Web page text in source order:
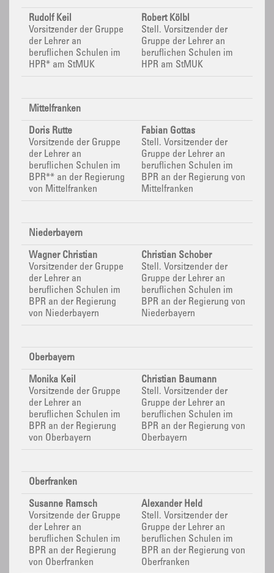
Rudolf Keil
Vorsitzender der Gruppe
der Lehrer an
beruflichen Schulen im
HPR* am StMUK
Robert Kölbl
Stell. Vorsitzender der
Gruppe der Lehrer an
beruflichen Schulen im
HPR am StMUK
Mittelfranken
Doris Rutte
Vorsitzende der Gruppe
der Lehrer an
beruflichen Schulen im
BPR** an der Regierung
von Mittelfranken
Fabian Gottas
Stell. Vorsitzender der
Gruppe der Lehrer an
beruflichen Schulen im
BPR an der Regierung von
Mittelfranken
Niederbayern
Wagner Christian
Vorsitzender der Gruppe
der Lehrer an
beruflichen Schulen im
BPR an der Regierung
von Niederbayern
Christian Schober
Stell. Vorsitzender der
Gruppe der Lehrer an
beruflichen Schulen im
BPR an der Regierung von
Niederbayern
Oberbayern
Monika Keil
Vorsitzende der Gruppe
der Lehrer an
beruflichen Schulen im
BPR an der Regierung
von Oberbayern
Christian Baumann
Stell. Vorsitzender der
Gruppe der Lehrer an
beruflichen Schulen im
BPR an der Regierung von
Oberbayern
Oberfranken
Susanne Ramsch
Vorsitzende der Gruppe
der Lehrer an
beruflichen Schulen im
BPR an der Regierung
von Oberfranken
Alexander Held
Stell. Vorsitzender der
Gruppe der Lehrer an
beruflichen Schulen im
BPR an der Regierung von
Oberfranken